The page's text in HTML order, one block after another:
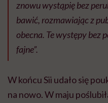
znowu wystąpię bez
bawić, rozmawiając z
obecna. Te występy bez
fajne”.
W końcu Sii udało się
na nowo. W maju